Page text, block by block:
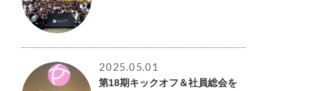
2025.05.01
第18期キックオフ＆社員総会を